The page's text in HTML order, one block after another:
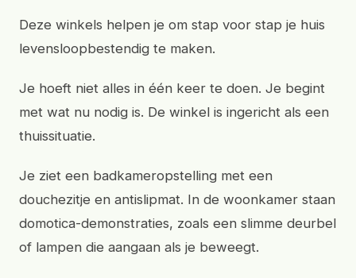
Deze winkels helpen je om stap voor stap je huis
levensloopbestendig te maken.
Je hoeft niet alles in één keer te doen. Je begint
met wat nu nodig is. De winkel is ingericht als een
thuissituatie.
Je ziet een badkameropstelling met een
douchezitje en antislipmat. In de woonkamer staan
domotica-demonstraties, zoals een slimme deurbel
of lampen die aangaan als je beweegt.